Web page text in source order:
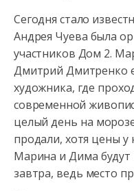
Сегодня стало
Андрея Чуева была
участников Дом 2.
Дмитрий Дмитренко
художника, где
современной
целый день на
продали, хотя цены у
Марина и Дима
завтра, ведь место